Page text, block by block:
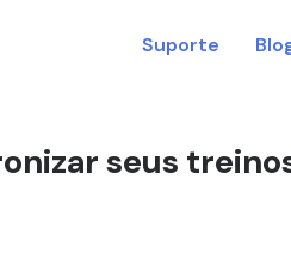
Suporte
seus